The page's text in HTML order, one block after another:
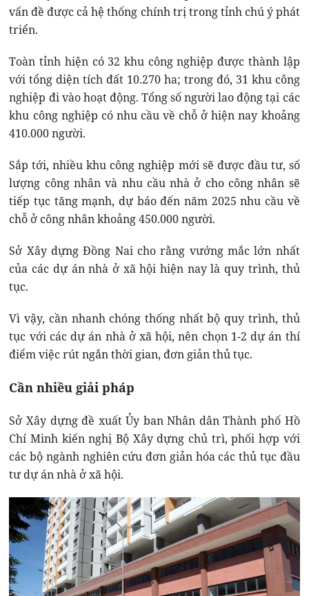
vấn đề được cả hệ thống chính trị trong tỉnh chú ý phát
triển.
Toàn tỉnh hiện có 32 khu công nghiệp được thành lập
với tổng diện tích đất 10.270 ha; trong đó, 31 khu công
nghiệp đi vào hoạt động. Tổng số người lao động tại các
khu công nghiệp có nhu cầu về chỗ ở hiện nay khoảng
410.000 người.
Sắp tới, nhiều khu công nghiệp mới sẽ được đầu tư, số
lượng công nhân và nhu cầu nhà ở cho công nhân sẽ
tiếp tục tăng mạnh, dự báo đến năm 2025 nhu cầu về
chỗ ở công nhân khoảng 450.000 người.
Sở Xây dựng Đồng Nai cho rằng vướng mắc lớn nhất
của các dự án nhà ở xã hội hiện nay là quy trình, thủ
tục.
Vì vậy, cần nhanh chóng thống nhất bộ quy trình, thủ
tục với các dự án nhà ở xã hội, nên chọn 1-2 dự án thí
điểm việc rút ngắn thời gian, đơn giản thủ tục.
Cần nhiều giải pháp
Sở Xây dựng đề xuất Ủy ban Nhân dân Thành phố Hồ
Chí Minh kiến nghị Bộ Xây dựng chủ trì, phối hợp với
các bộ ngành nghiên cứu đơn giản hóa các thủ tục đầu
tư dự án nhà ở xã hội.